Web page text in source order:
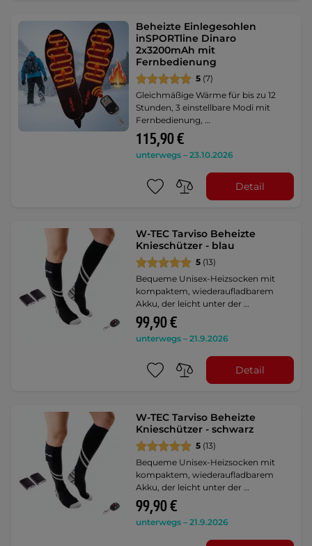
Beheizte Einlegesohlen
inSPORTline Dinaro
2x3200mAh mit
Fernbedienung
5 (7)
Gleichmäßige Wärme für bis zu 12
Stunden, 3 einstellbare Modi mit
Fernbedienung, …
115,90 €
unterwegs – 23.10.2026
Detail
W-TEC Tarviso Beheizte
Knieschützer - blau
5 (13)
Bequeme Unisex-Heizsocken mit
kompaktem, wiederaufladbarem
Akku, der leicht unter der …
99,90 €
unterwegs – 21.9.2026
Detail
W-TEC Tarviso Beheizte
Knieschützer - schwarz
5 (13)
Bequeme Unisex-Heizsocken mit
kompaktem, wiederaufladbarem
Akku, der leicht unter der …
99,90 €
unterwegs – 21.9.2026